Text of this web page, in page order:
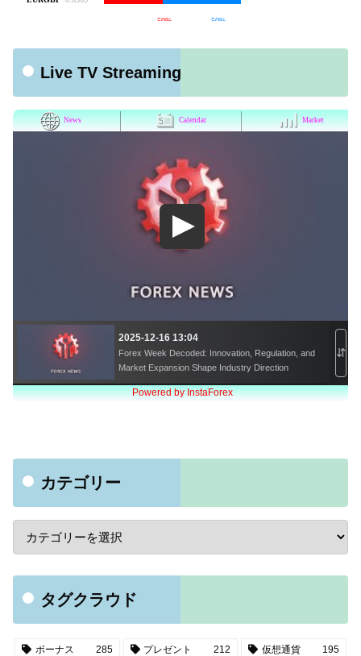
Live TV Streaming
カテゴリー
タグクラウド
ボーナス 285 プレゼント 212 仮想通貨 195